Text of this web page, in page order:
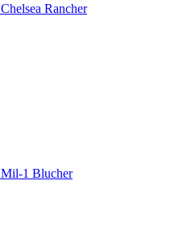
Chelsea Rancher
Mil-1 Blucher